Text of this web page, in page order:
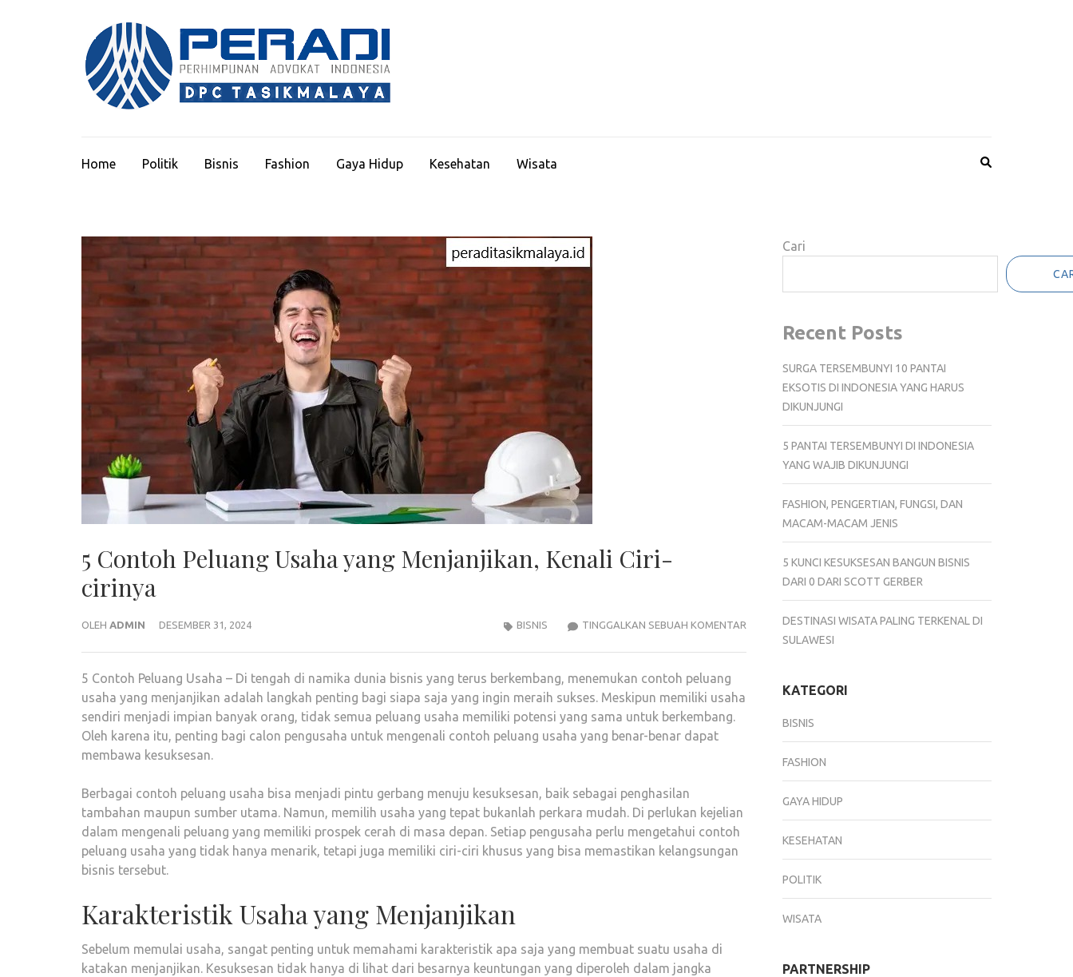
Home Politik Bisnis Fashion Gaya Hidup Kesehatan Wisata
5 Contoh Peluang Usaha yang Menjanjikan, Kenali Ciri-
cirinya
OLEH ADMIN DESEMBER 31, 2024 TINGGALKAN SEBUAH KOMENTAR5
CONTOH
MENJANJIKAN,
BISNIS
5 Contoh Peluang Usaha – Di tengah di namika dunia bisnis yang terus berkembang, menemukan contoh peluang
usaha yang menjanjikan adalah langkah penting bagi siapa saja yang ingin meraih sukses. Meskipun memiliki usaha
sendiri menjadi impian banyak orang, tidak semua peluang usaha memiliki potensi yang sama untuk berkembang.
Oleh karena itu, penting bagi calon pengusaha untuk mengenali contoh peluang usaha yang benar-benar dapat
membawa kesuksesan.
Berbagai contoh peluang usaha bisa menjadi pintu gerbang menuju kesuksesan, baik sebagai penghasilan
tambahan maupun sumber utama. Namun, memilih usaha yang tepat bukanlah perkara mudah. Di perlukan kejelian
dalam mengenali peluang yang memiliki prospek cerah di masa depan. Setiap pengusaha perlu mengetahui contoh
peluang usaha yang tidak hanya menarik, tetapi juga memiliki ciri-ciri khusus yang bisa memastikan kelangsungan
bisnis tersebut.
Karakteristik Usaha yang Menjanjikan
Sebelum memulai usaha, sangat penting untuk memahami karakteristik apa saja yang membuat suatu usaha di
katakan menjanjikan. Kesuksesan tidak hanya di lihat dari besarnya keuntungan yang diperoleh dalam jangka
Cari
Recent Posts
SURGA TERSEMBUNYI 10 PANTAI
EKSOTIS DI INDONESIA YANG HARUS
DIKUNJUNGI
5 PANTAI TERSEMBUNYI DI INDONESIA
YANG WAJIB DIKUNJUNGI
FASHION, PENGERTIAN, FUNGSI, DAN
MACAM-MACAM JENIS
5 KUNCI KESUKSESAN BANGUN BISNIS
DARI 0 DARI SCOTT GERBER
DESTINASI WISATA PALING TERKENAL DI
SULAWESI
KATEGORI
BISNIS
FASHION
GAYA HIDUP
KESEHATAN
POLITIK
WISATA
PARTNERSHIP